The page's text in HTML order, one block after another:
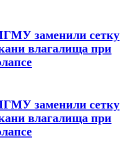
заменили сетку
влагалища при
заменили сетку
влагалища при